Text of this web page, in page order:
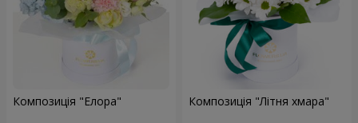
Композиція "Елора" Композиція "Літня хмара"